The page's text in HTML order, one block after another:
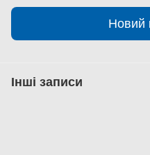
Новий
Інші записи